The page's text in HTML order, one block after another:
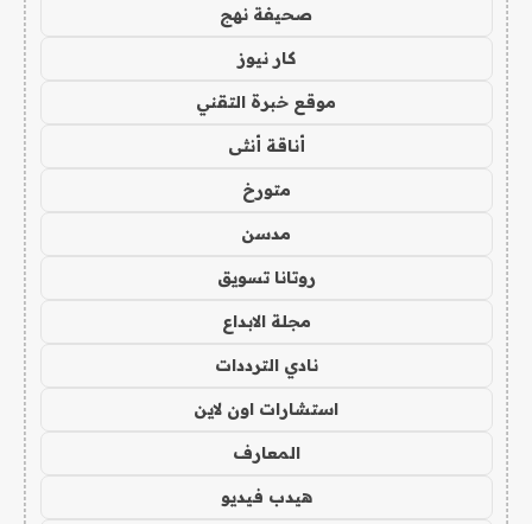
صحيفة نهج
كار نيوز
موقع خبرة التقني
أناقة أنثى
متورخ
مدسن
روتانا تسويق
مجلة الابداع
نادي الترددات
استشارات اون لاين
المعارف
هيدب فيديو